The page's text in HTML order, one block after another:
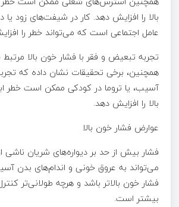
بالا را افزایش دهد. کار در شیفت‌های زود یا
عامل اجتماعی است که می‌تواند خطر را
تجربه تبعیض و فقر با فشار خون بالا
همچنین، برخی تحقیقات نشان داده که
آسیب، یا تروما در کودکی ممکن است خطر
بالا را افزایش دهد.
عوارض فشار خون بالا
فشار بیش از حد بر دیواره‌های شریان ناشی
می‌تواند به عروق خونی و اندام‌های بدن
فشار خون بالاتر باشد و هرچه طولانی‌تر
بیشتر است.